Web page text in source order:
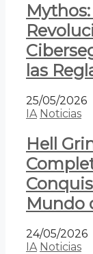
las
25/05/2026
IA Noticias
Hell
Mundo
24/05/2026
IA Noticias